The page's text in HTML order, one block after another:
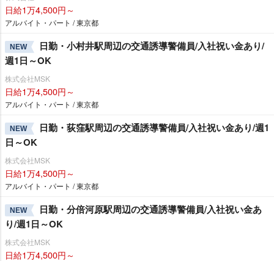
日給1万4,500円～
アルバイト・パート / 東京都
NEW
日勤・小村井駅周辺の交通誘導警備員/入社祝い金あり/
週1日～OK
株式会社MSK
日給1万4,500円～
アルバイト・パート / 東京都
NEW
日勤・荻窪駅周辺の交通誘導警備員/入社祝い金あり/週1
日～OK
株式会社MSK
日給1万4,500円～
アルバイト・パート / 東京都
NEW
日勤・分倍河原駅周辺の交通誘導警備員/入社祝い金あ
り/週1日～OK
株式会社MSK
日給1万4,500円～